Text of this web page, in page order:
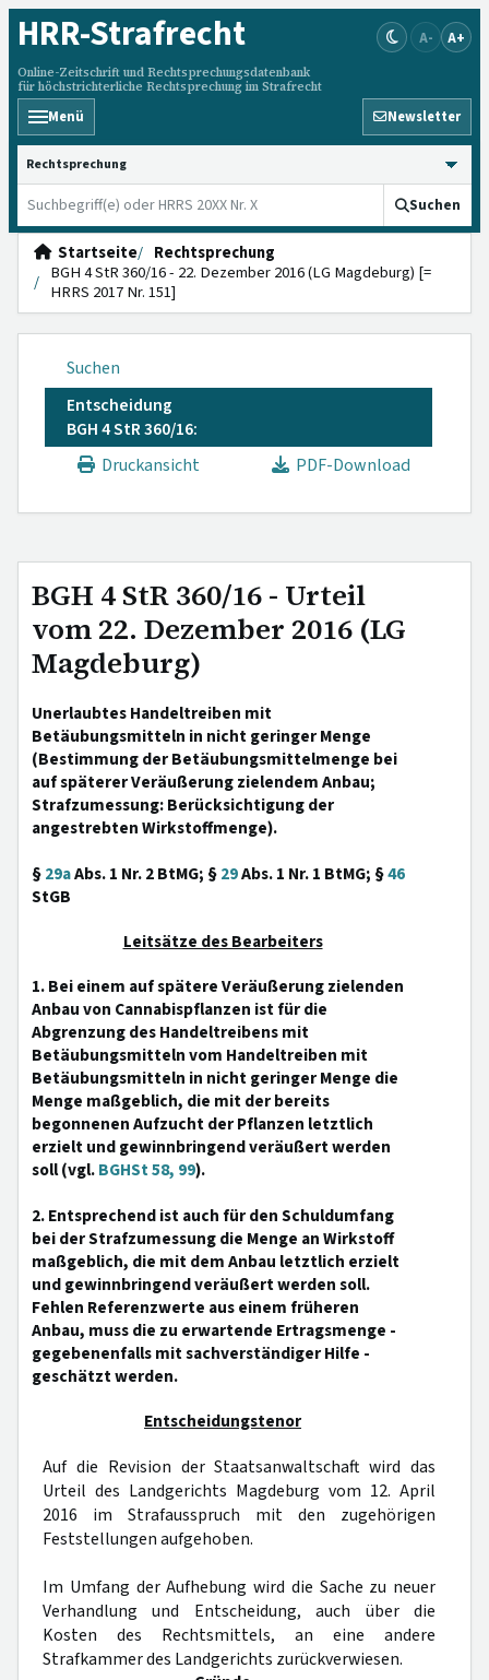
HRR-Strafrecht
Online-Zeitschrift und Rechtsprechungsdatenbank
für höchstrichterliche Rechtsprechung im Strafrecht
A- A+
Menü Newsletter
HRRS durchsuchen
Suchen
Startseite
Rechtsprechung
BGH 4 StR 360/16 - 22. Dezember 2016 (LG Magdeburg) [=
HRRS 2017 Nr. 151]
Suchen
Entscheidung
BGH 4 StR 360/16:
Druckansicht
PDF-Download
BGH 4 StR 360/16 - Urteil
vom 22. Dezember 2016 (LG
Magdeburg)
Unerlaubtes Handeltreiben mit
Betäubungsmitteln in nicht geringer Menge
(Bestimmung der Betäubungsmittelmenge bei
auf späterer Veräußerung zielendem Anbau;
Strafzumessung: Berücksichtigung der
angestrebten Wirkstoffmenge).
§29aAbs. 1 Nr. 2 BtMG; §29Abs. 1 Nr. 1 BtMG; §46
StGB
Leitsätze des Bearbeiters
1. Bei einem auf spätere Veräußerung zielenden
Anbau von Cannabispflanzen ist für die
Abgrenzung des Handeltreibens mit
Betäubungsmitteln vom Handeltreiben mit
Betäubungsmitteln in nicht geringer Menge die
Menge maßgeblich, die mit der bereits
begonnenen Aufzucht der Pflanzen letztlich
erzielt und gewinnbringend veräußert werden
soll (vgl.BGHSt 58, 99).
2. Entsprechend ist auch für den Schuldumfang
bei der Strafzumessung die Menge an Wirkstoff
maßgeblich, die mit dem Anbau letztlich erzielt
und gewinnbringend veräußert werden soll.
Fehlen Referenzwerte aus einem früheren
Anbau, muss die zu erwartende Ertragsmenge -
gegebenenfalls mit sachverständiger Hilfe -
geschätzt werden.
Entscheidungstenor
Auf die Revision der Staatsanwaltschaft wird das
Urteil des Landgerichts Magdeburg vom 12. April
2016 im Strafausspruch mit den zugehörigen
Feststellungen aufgehoben.
Im Umfang der Aufhebung wird die Sache zu neuer
Verhandlung und Entscheidung, auch über die
Kosten des Rechtsmittels, an eine andere
Strafkammer des Landgerichts zurückverwiesen.